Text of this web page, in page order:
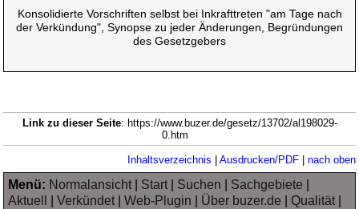
Konsolidierte Vorschriften selbst bei Inkrafttreten "am Tage nach
der Verkündung", Synopse zu jeder Änderungen, Begründungen
des Gesetzgebers
Link zu dieser Seite: https://www.buzer.de/gesetz/13702/al198029-
0.htm
Inhaltsverzeichnis Ausdrucken/PDF| nach oben
Menü: Normalansicht| Start| Suchen Sachgebiete
Aktuell
|Verkündet|Web-Plugin Über buzer.de |Qualität|